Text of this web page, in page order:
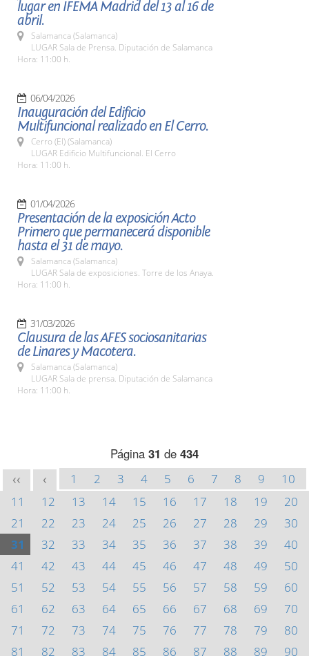
lugar en IFEMA Madrid del 13 al 16 de
abril.
Salamanca (Salamanca)
LUGAR Sala de Prensa. Diputación de Salamanca
Hora: 11:00 h.
06/04/2026
Inauguración del Edificio
Multifuncional realizado en El Cerro.
Cerro (El) (Salamanca)
LUGAR Edificio Multifuncional. El Cerro
Hora: 11:00 h.
01/04/2026
Presentación de la exposición Acto
Primero que permanecerá disponible
hasta el 31 de mayo.
Salamanca (Salamanca)
LUGAR Sala de exposiciones. Torre de los Anaya.
Hora: 11:00 h.
31/03/2026
Clausura de las AFES sociosanitarias
de Linares y Macotera.
Salamanca (Salamanca)
LUGAR Sala de prensa. Diputación de Salamanca
Hora: 11:00 h.
Página 31 de 434
<< < 1 2 3 4 5 6 7 8 9
10
11
12 13 14 15 16 17 18 19
20
21
22 23 24 25 26 27 28 29
30
31
32 33 34 35 36 37 38 39
40
41
42 43 44 45 46 47 48 49
50
51
52 53 54 55 56 57 58 59
60
61
62 63 64 65 66 67 68 69
70
71
72 73 74 75 76 77 78 79
80
81
82 83 84 85 86 87 88 89
90